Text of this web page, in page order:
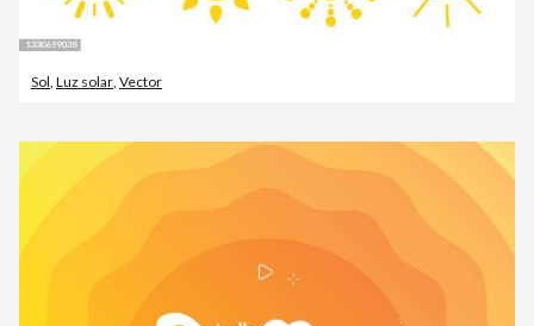
Sol Luz solar Vector